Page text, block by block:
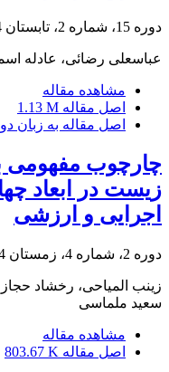
دوره 15، شماره 2، تابستان 1404، صفحه
عباسعلی رضائی، عادله
مشاهده مقاله
اصل مقاله 1.13 M
اصل مقاله به زبان
چارچوب مفهومی
زیست در ابعاد
اجرایی و ارزشی
دوره 2، شماره 4، زمستان 1404، صفحه
زینب المیاحی، رخشاد
سعید ملماسی
مشاهده مقاله
اصل مقاله 803.67 K